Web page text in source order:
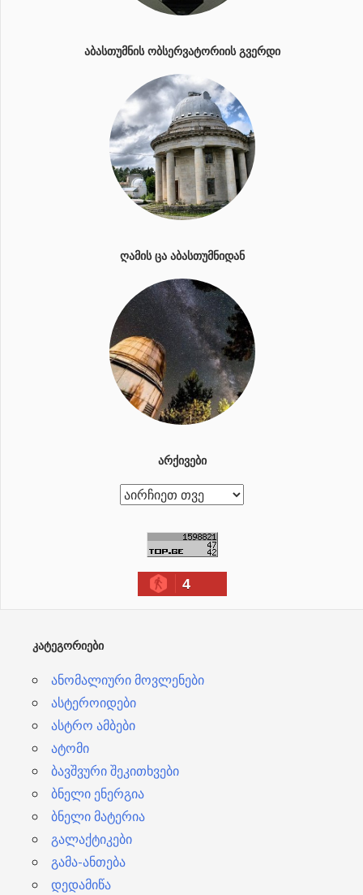
ᲐᲑᲐᲡᲗᲣᲛᲜᲘᲡ ᲝᲑᲡᲔᲠᲕᲐᲢᲝᲠᲘᲘᲡ ᲒᲕᲔᲠᲓᲘ
ᲦᲐᲛᲘᲡ ᲪᲐ ᲐᲑᲐᲡᲗᲣᲛᲜᲘᲓᲐᲜ
ᲐᲠᲥᲘᲕᲔᲑᲘ
ა
4
ᲙᲐᲢᲔᲒᲝᲠᲘᲔᲑᲘ
ანომალიური მოვლენები
ასტეროიდები
ასტრო ამბები
ატომი
ბავშვური შეკითხვები
ბნელი ენერგია
ბნელი მატერია
გალაქტიკები
გამა-ანთება
დედამიწა